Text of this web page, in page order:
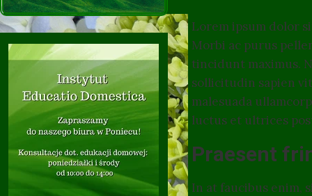
Lorem ipsum dolor
Morbi ac purus
tincidunt maximus.
sollicitudin sapien
malesuada
luctus et ultrices
Praesent
In at faucibus enim,